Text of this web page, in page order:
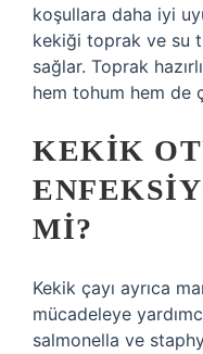
koşullara daha iyi
kekiği toprak ve su
sağlar. Toprak
hem tohum hem de
KEKIK
MI?
Kekik çayı ayrıca
mücadeleye
salmonella ve